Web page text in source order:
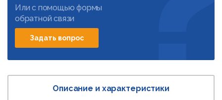
Или с помощью формы
обратной связи
Задать вопрос
Описание и характеристики